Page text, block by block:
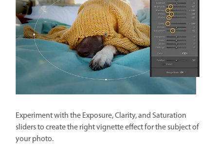
Experiment with the Exposure, Clarity, and Saturation
sliders to create the right vignette effect for the subject of
your photo.